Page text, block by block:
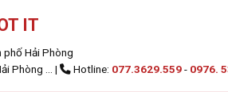
IT
phố Hải Phòng
Phòng ... | Hotline: 077.3629.559- 0976.